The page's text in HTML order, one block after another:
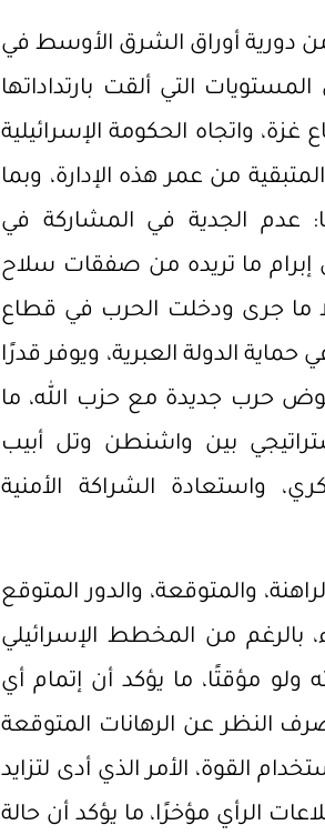
القومي لدراسات الشرق الأوسط (العدد 99) من دورية أوراق الشرق الأوسط في
التي ألقت بارتداداتها
واتجاه الحكومة الإسرائيلية
من عمر هذه الإدارة، وبما
عدم الجدية في المشاركة في
إبرام ما تريده من صفقات سلاح
ما جرى ودخلت الحرب في قطاع
الدولة العبرية، ويوفر قدرًا
حرب جديدة مع حزب الله، ما
بين واشنطن وتل أبيب
واستعادة الشراكة الأمنية
والمتوقعة، والدور المتوقع
بالرغم من المخطط الإسرائيلي
مؤقتًا، ما يؤكد أن إتمام أي
النظر عن الرهانات المتوقعة
القوة، الأمر الذي أدى لتزايد
الرأي مؤخرًا، ما يؤكد أن حالة